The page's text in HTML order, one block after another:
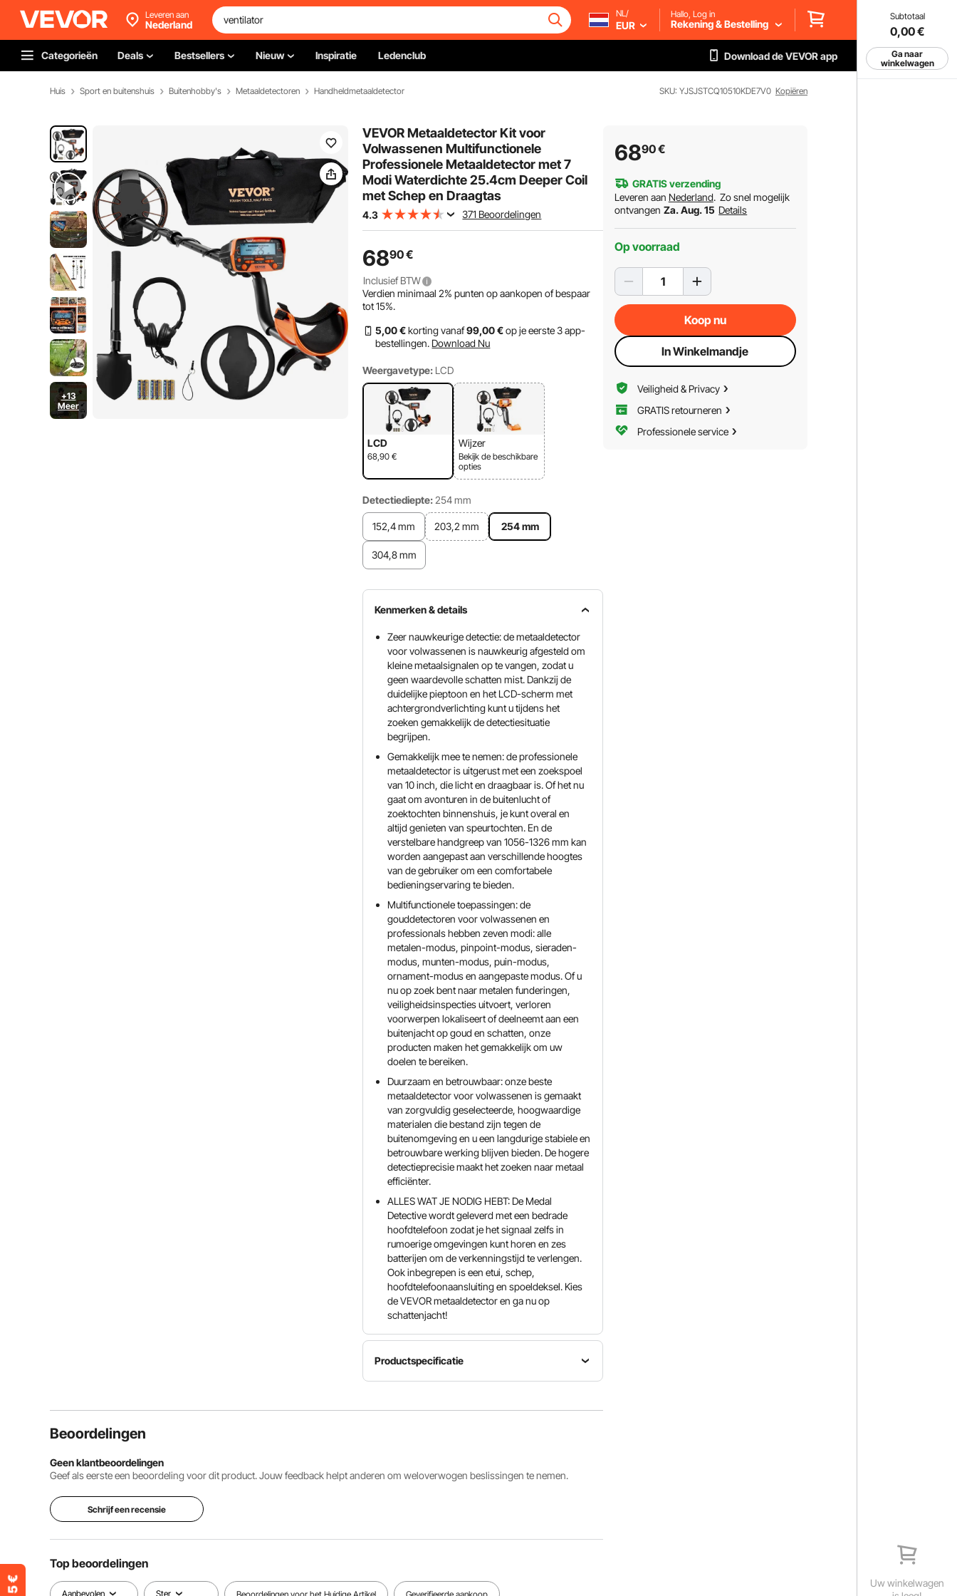
Subtotaal
0,00€
Ga naar
winkelwagen
Uw winkelwagen
Leveren aan
Nederland
NL/
EUR
Hallo, Log in
Rekening & Bestelling
Categorieën Deals Bestsellers Nieuw Inspiratie Ledenclub Download de VEVOR app
Huis Sport en buitenshuis Buitenhobby's Metaaldetectoren Handheldmetaaldetector SKU: YJSJSTCQ10510KDE7V0 Kopiëren
+13
Meer
VEVOR Metaaldetector Kit voor
Volwassenen Multifunctionele
Professionele Metaaldetector met 7
Modi Waterdichte 25.4cm Deeper Coil
met Schep en Draagtas
4.3 371 Beoordelingen
6890€
Inclusief BTW
Verdien minimaal2% punten op aankopen of bespaar
tot15%.
5,00 €korting vanaf99,00 €op je eerste 3 app-
bestellingen. Download Nu
Weergavetype: LCD
LCD
68,90 €
Wijzer
Bekijk de beschikbare
opties
Detectiediepte: 254 mm
152,4 mm 203,2 mm 254 mm
304,8 mm
Kenmerken & details
Zeer nauwkeurige detectie: de metaaldetector
voor volwassenen is nauwkeurig afgesteld om
kleine metaalsignalen op te vangen, zodat u
geen waardevolle schatten mist. Dankzij de
duidelijke pieptoon en het LCD-scherm met
achtergrondverlichting kunt u tijdens het
zoeken gemakkelijk de detectiesituatie
begrijpen.
Gemakkelijk mee te nemen: de professionele
metaaldetector is uitgerust met een zoekspoel
van 10 inch, die licht en draagbaar is. Of het nu
gaat om avonturen in de buitenlucht of
zoektochten binnenshuis, je kunt overal en
altijd genieten van speurtochten. En de
verstelbare handgreep van 1056-1326 mm kan
worden aangepast aan verschillende hoogtes
van de gebruiker om een ​​comfortabele
bedieningservaring te bieden.
Multifunctionele toepassingen: de
gouddetectoren voor volwassenen en
professionals hebben zeven modi: alle
metalen-modus, pinpoint-modus, sieraden-
modus, munten-modus, puin-modus,
ornament-modus en aangepaste modus. Of u
nu op zoek bent naar metalen funderingen,
veiligheidsinspecties uitvoert, verloren
voorwerpen lokaliseert of deelneemt aan een
buitenjacht op goud en schatten, onze
producten maken het gemakkelijk om uw
doelen te bereiken.
Duurzaam en betrouwbaar: onze beste
metaaldetector voor volwassenen is gemaakt
van zorgvuldig geselecteerde, hoogwaardige
materialen die bestand zijn tegen de
buitenomgeving en u een langdurige stabiele en
betrouwbare werking blijven bieden. De hogere
detectieprecisie maakt het zoeken naar metaal
efficiënter.
ALLES WAT JE NODIG HEBT: De Medal
Detective wordt geleverd met een bedrade
hoofdtelefoon zodat je het signaal zelfs in
rumoerige omgevingen kunt horen en zes
batterijen om de verkenningstijd te verlengen.
Ook inbegrepen is een etui, schep,
hoofdtelefoonaansluiting en spoeldeksel. Kies
de VEVOR metaaldetector en ga nu op
schattenjacht!
Productspecificatie
handgreep
25,4 cm
25,4 cm
Beoordelingen
Geen klantbeoordelingen
Geef als eerste een beoordeling voor dit product. Jouw feedback helpt anderen om weloverwogen beslissingen te nemen.
Schrijf een recensie
Top beoordelingen
Aanbevolen Ster Beoordelingen voor het Huidige Artikel Geverifieerde aankoop
6890€
GRATIS verzending
Leveren aan Nederland. Zo snel mogelijk
ontvangen Za. Aug. 15 Details
Op voorraad
Koop nu
In Winkelmandje
Veiligheid & Privacy
GRATIS retourneren
Professionele service